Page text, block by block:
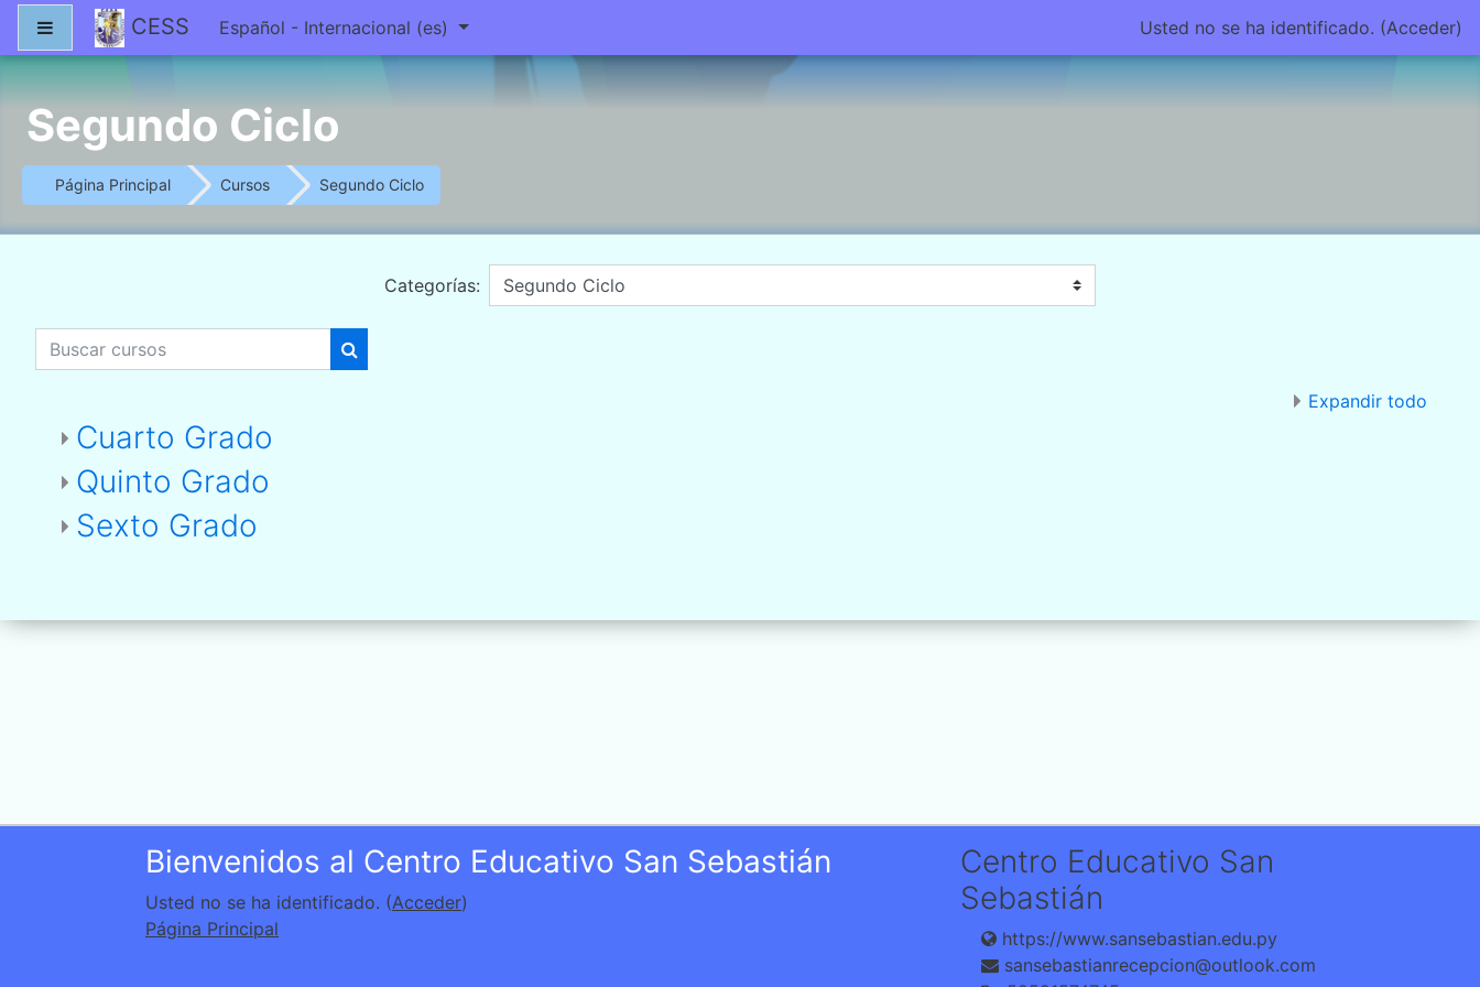
Salta al contenido principal
Panel lateralCESS Español - Internacional ‎(es)‎ Usted no se ha identificado. (Acceder)
Segundo Ciclo
Página Principal Cursos Segundo Ciclo
Categorías:
Buscar cursos
Buscar cursos
Expandir todo
Cuarto Grado
Quinto Grado
Sexto Grado
Bienvenidos al Centro Educativo San Sebastián
Usted no se ha identificado. (Acceder)
Página Principal
Centro Educativo San
Sebastián
https://www.sansebastian.edu.py
sansebastianrecepcion@outlook.com